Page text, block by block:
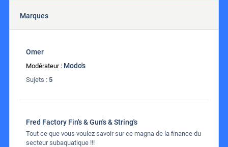
Marques
Omer
Modérateur : Modo's
Sujets : 5
Fred Factory Fin's & Gun's & String's
Tout ce que vous voulez savoir sur ce magna de la finance du
secteur subaquatique !!!